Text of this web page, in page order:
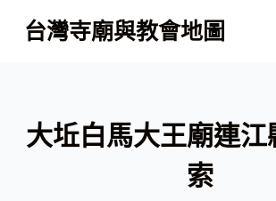
跳
至
容
台灣寺廟與教會地圖
大坵白馬大王廟連江
索